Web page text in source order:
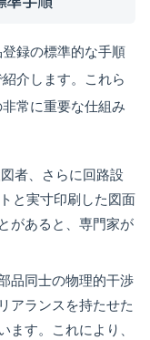
録の標準的な手順
介します。これら
常に重要な仕組み
者、さらに回路設
と実寸印刷した図面
があると、専門家が
品同士の物理的干渉
アランスを持たせた
ます。これにより、